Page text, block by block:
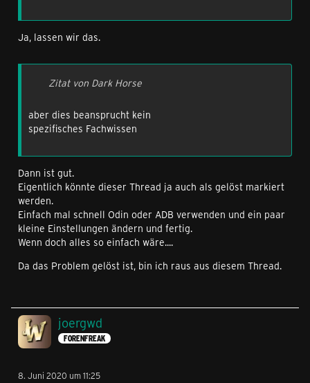
Ja, lassen wir das.
Zitat von Dark Horse
aber dies beansprucht kein
spezifisches Fachwissen
Dann ist gut.
Eigentlich könnte dieser Thread ja auch als gelöst markiert
werden.
Einfach mal schnell Odin oder ADB verwenden und ein paar
kleine Einstellungen ändern und fertig.
Wenn doch alles so einfach wäre....
Da das Problem gelöst ist, bin ich raus aus diesem Thread.
joergwd
FORENFREAK
8. Juni 2020 um 11:25